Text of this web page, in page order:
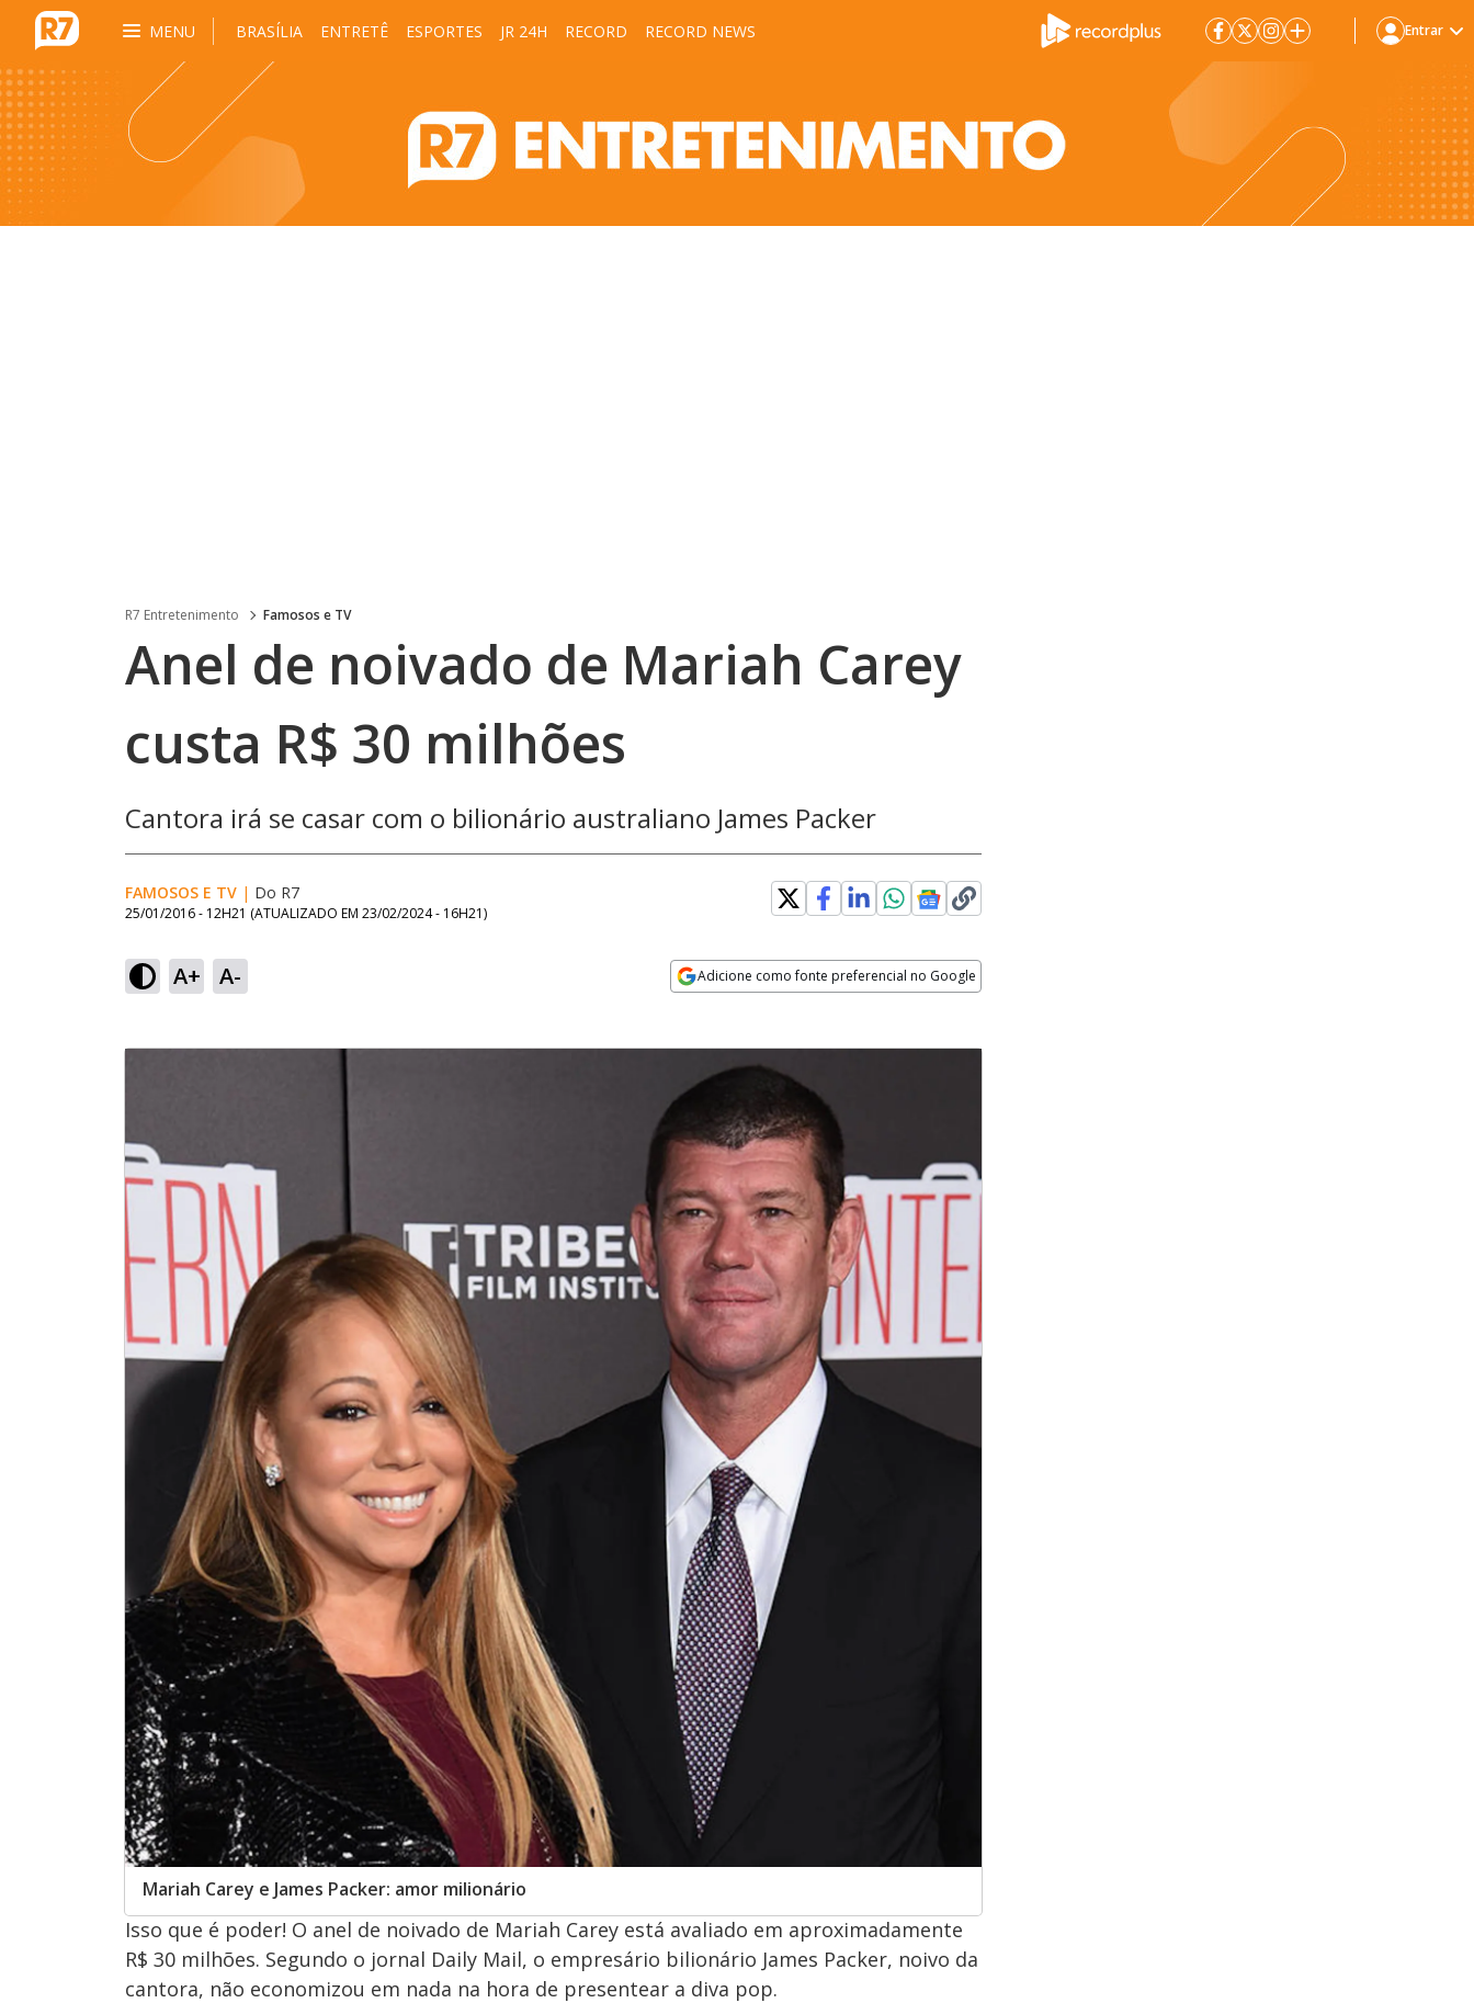
MENU BRASÍLIA ENTRETÊ ESPORTES JR 24H RECORD RECORD NEWS Entrar
R7 Entretenimento Famosos e TV
Anel de noivado de Mariah Carey
custa R$ 30 milhões
Cantora irá se casar com o bilionário australiano James Packer
FAMOSOS E TV | Do R7
25/01/2016 - 12H21 (ATUALIZADO EM 23/02/2024 - 16H21)
A+ A- Adicione como fonte preferencial no Google
Mariah Carey e James Packer: amor milionário
Isso que é poder! O anel de noivado de Mariah Carey está avaliado em aproximadamente
R$ 30 milhões. Segundo o jornal Daily Mail, o empresário bilionário James Packer, noivo da
cantora, não economizou em nada na hora de presentear a diva pop.